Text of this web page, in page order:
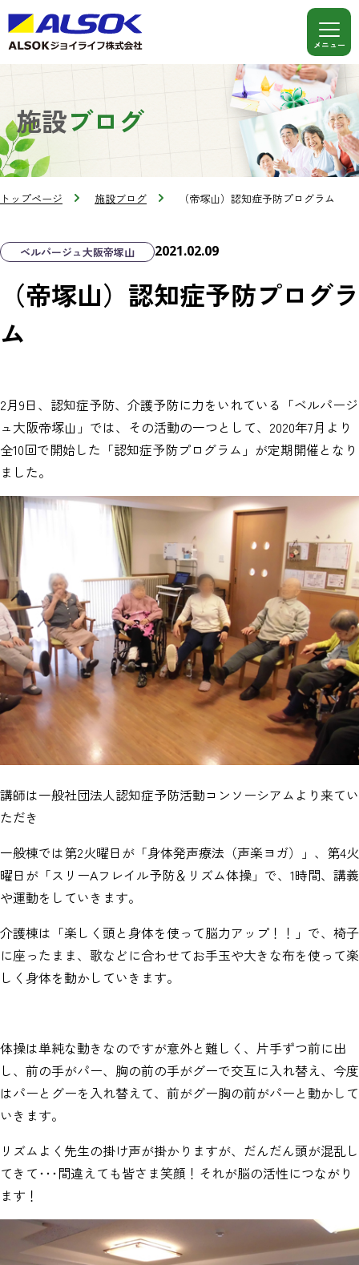
施設ブログ
トップページ 施設ブログ （帝塚山）認知症予防プログラム
ベルパージュ大阪帝塚山 2021.02.09
（帝塚山）認知症予防プログラ
ム
2月9日、認知症予防、介護予防に力をいれている「ベルパージ
ュ大阪帝塚山」では、その活動の一つとして、2020年7月より
全10回で開始した「認知症予防プログラム」が定期開催となり
ました。
講師は一般社団法人認知症予防活動コンソーシアムより来てい
ただき
一般棟では第2火曜日が「身体発声療法（声楽ヨガ）」、第4火
曜日が「スリーAフレイル予防＆リズム体操」で、1時間、講義
や運動をしていきます。
介護棟は「楽しく頭と身体を使って脳力アップ！！」で、椅子
に座ったまま、歌などに合わせてお手玉や大きな布を使って楽
しく身体を動かしていきます。
体操は単純な動きなのですが意外と難しく、片手ずつ前に出
し、前の手がパー、胸の前の手がグーで交互に入れ替え、今度
はパーとグーを入れ替えて、前がグー胸の前がパーと動かして
いきます。
リズムよく先生の掛け声が掛かりますが、だんだん頭が混乱し
てきて･･･間違えても皆さま笑顔！それが脳の活性につながり
ます！